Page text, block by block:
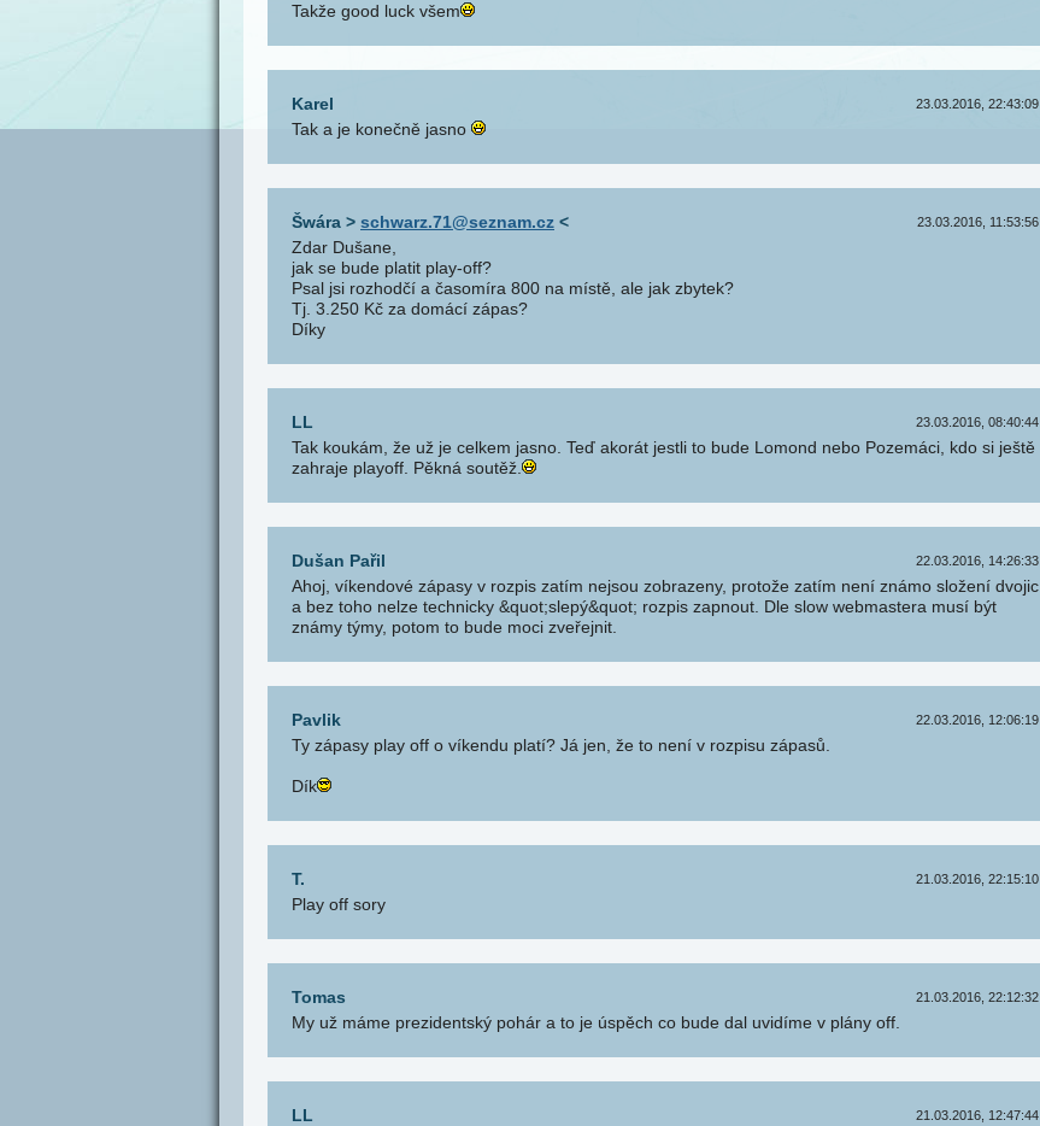
Takže good luck všem
23.03.2016, 22:43:09
Karel
Tak a je konečně jasno
23.03.2016, 11:53:56
Šwára > schwarz.71@seznam.cz <
Zdar Dušane,
jak se bude platit play-off?
Psal jsi rozhodčí a časomíra 800 na místě, ale jak zbytek?
Tj. 3.250 Kč za domácí zápas?
Díky
23.03.2016, 08:40:44
LL
Tak koukám, že už je celkem jasno. Teď akorát jestli to bude Lomond nebo Pozemáci, kdo si ještě
zahraje playoff. Pěkná soutěž.
22.03.2016, 14:26:33
Dušan Pařil
Ahoj, víkendové zápasy v rozpis zatím nejsou zobrazeny, protože zatím není známo složení dvojic
a bez toho nelze technicky &quot;slepý&quot; rozpis zapnout. Dle slow webmastera musí být
známy týmy, potom to bude moci zveřejnit.
22.03.2016, 12:06:19
Pavlik
Ty zápasy play off o víkendu platí? Já jen, že to není v rozpisu zápasů.
Dík
21.03.2016, 22:15:10
T.
Play off sory
21.03.2016, 22:12:32
Tomas
My už máme prezidentský pohár a to je úspěch co bude dal uvidíme v plány off.
21.03.2016, 12:47:44
LL